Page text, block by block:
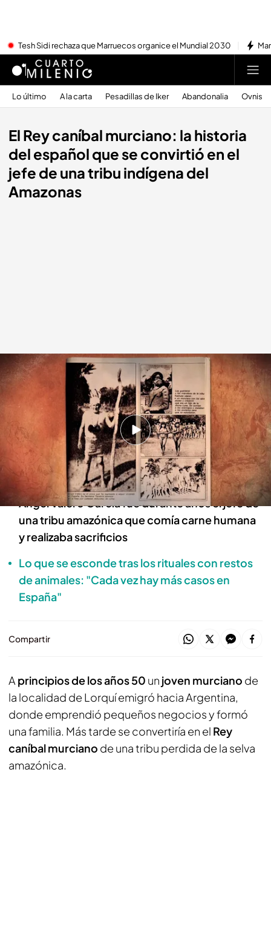
Tesh Sidi rechaza que Marruecos organice el Mundial 2030
Lo último A la carta Pesadillas de Iker Abandonalia Ovnis
El Rey caníbal murciano: la historia
del español que se convirtió en el
jefe de una tribu indígena del
Amazonas
El Rey caníbal murciano
Cuarto Milenio
21 OCT 2024 - 00:30h.
'Cuarto milenio' rescata la historia del
murciano que emigró a Argentina y acabó
siendo rey de una tribu caníbal
Ángel Valero García fue durante años el jefe de
una tribu amazónica que comía carne humana
y realizaba sacrificios
Lo que se esconde tras los rituales con restos
de animales: "Cada vez hay más casos en
España"
Compartir
A principios de los años 50 un joven murciano de
la localidad de Lorquí emigró hacia Argentina,
donde emprendió pequeños negocios y formó
una familia. Más tarde se convertiría en el Rey
caníbal murciano de una tribu perdida de la selva
amazónica.